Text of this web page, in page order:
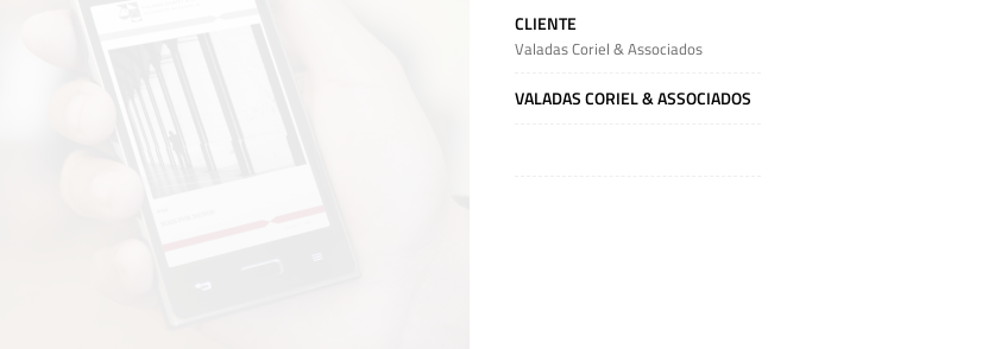
CLIENTE
Valadas Coriel & Associados
VALADAS CORIEL & ASSOCIADOS